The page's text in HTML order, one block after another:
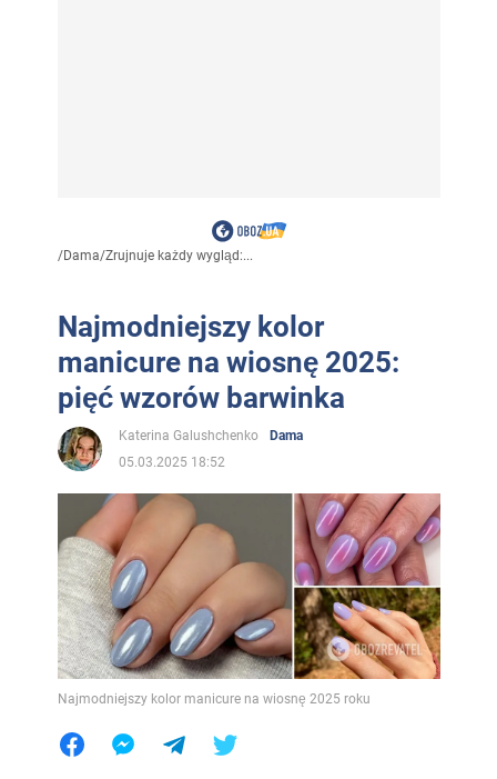
/Dama/Zrujnuje każdy wygląd:...
Najmodniejszy kolor
manicure na wiosnę 2025:
pięć wzorów barwinka
Katerina Galushchenko
Dama
05.03.2025 18:52
Najmodniejszy kolor manicure na wiosnę 2025 roku